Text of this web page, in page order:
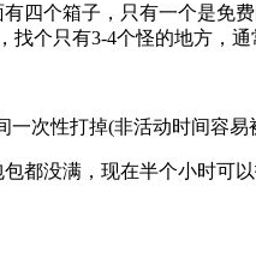
个箱子，只有一个是免
个只有3-4个怪的地方，通
性打掉(非活动时间容易
都没满，现在半个小时可